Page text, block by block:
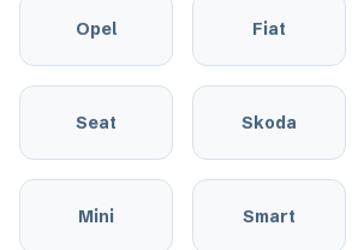
Opel Fiat
Seat Skoda
Mini Smart